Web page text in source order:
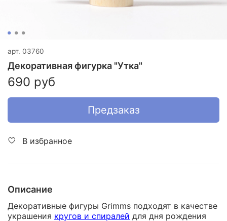
арт. 03760
Декоративная фигурка "Утка"
690 руб
Предзаказ
В избранное
Описание
Декоративные фигуры Grimms подходят в качестве
украшения кругов и спиралей для дня рождения